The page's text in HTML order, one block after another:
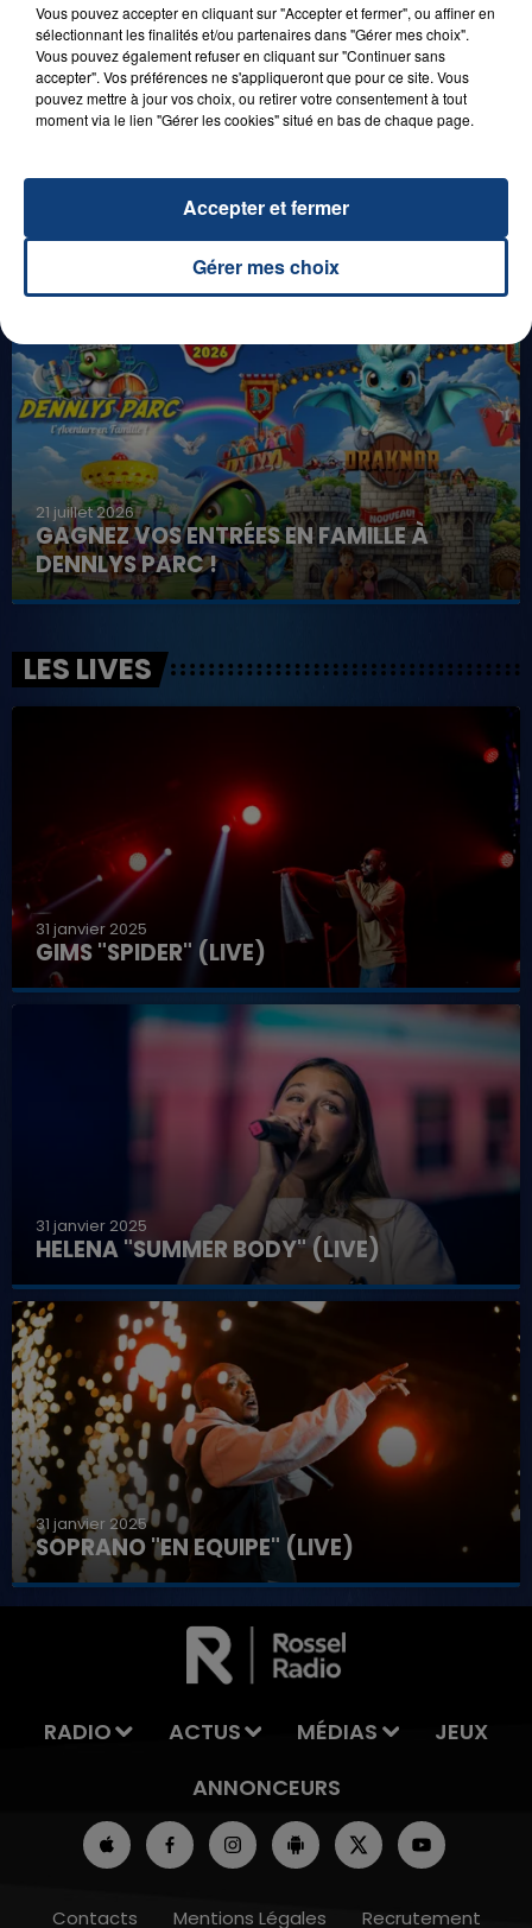
LA TEAM DE L'ÉTÉ
GAGNEZ VOS ENTRÉES POUR TOUTE LA
FAMILLE À PLOPSAQUA !
21 juillet 2026
GAGNEZ VOS ENTRÉES EN FAMILLE À
DENNLYS PARC !
LES LIVES
31 janvier 2025
GIMS "SPIDER" (LIVE)
31 janvier 2025
HELENA "SUMMER BODY" (LIVE)
31 janvier 2025
SOPRANO "EN EQUIPE" (LIVE)
RADIO ACTUS MÉDIAS
JEUX
ANNONCEURS
Contacts Mentions Légales Recrutement
Vous pouvez accepter en cliquant sur "Accepter et fermer", ou affiner en
sélectionnant les finalités et/ou partenaires dans "Gérer mes choix".
Vous pouvez également refuser en cliquant sur "Continuer sans
accepter". Vos préférences ne s'appliqueront que pour ce site. Vous
pouvez mettre à jour vos choix, ou retirer votre consentement à tout
moment via le lien "Gérer les cookies" situé en bas de chaque page.
Gérer mes choix
Accepter et fermer